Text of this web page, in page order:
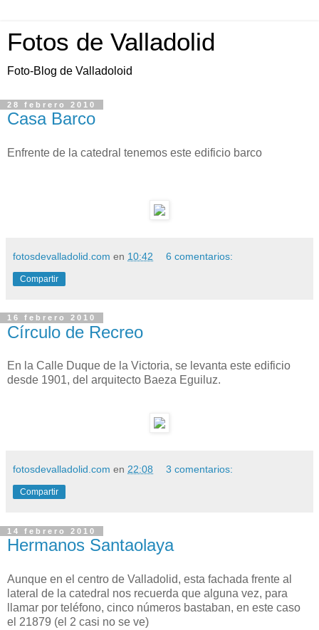
Fotos de Valladolid
Foto-Blog de Valladoloid
28 febrero 2010
Casa Barco
Enfrente de la catedral tenemos este edificio barco
fotosdevalladolid.com en 10:42 6 comentarios:
Compartir
16 febrero 2010
Círculo de Recreo
En la Calle Duque de la Victoria, se levanta este edificio
desde 1901, del arquitecto Baeza Eguiluz.
fotosdevalladolid.com en 22:08 3 comentarios:
Compartir
14 febrero 2010
Hermanos Santaolaya
Aunque en el centro de Valladolid, esta fachada frente al
lateral de la catedral nos recuerda que alguna vez, para
llamar por teléfono, cinco números bastaban, en este caso
el 21879 (el 2 casi no se ve)